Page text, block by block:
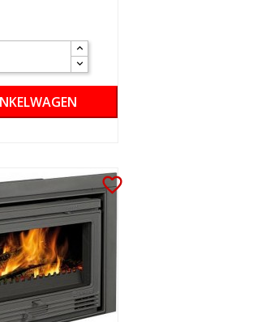
favorite_border